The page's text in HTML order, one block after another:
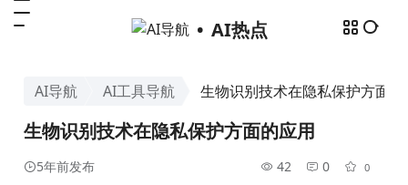
AI热点
AI导航 AI工具导航 生物识别技术在隐私保护方面
生物识别技术在隐私保护方面的应用
5年前发布 42 0 0